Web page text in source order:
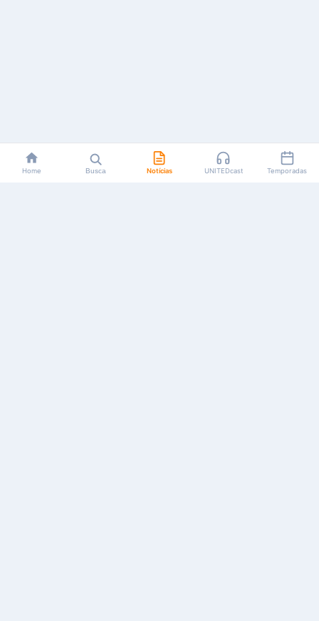
Home Busca Notícias UNITEDcast Temporadas